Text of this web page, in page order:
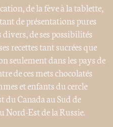
de la fève à la tablette,
de présentations pures
divers, de ses possibilités
recettes tant sucrées que
seulement dans les pays de
de ces mets chocolatés
et enfants du cercle
du Canada au Sud de
Nord-Est de la Russie.